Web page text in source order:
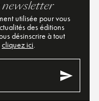
newsletter
utilisée pour vous
des éditions
désinscrire à tout
cliquez ici.
send